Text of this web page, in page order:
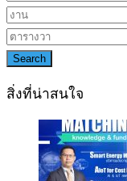
Search
สิ่งที่น่าสนใจ